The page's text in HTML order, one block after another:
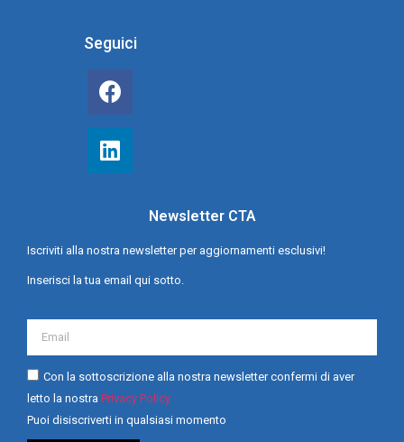
Seguici
Newsletter CTA
Iscriviti alla nostra newsletter per aggiornamenti esclusivi!
Inserisci la tua email qui sotto.
Con la sottoscrizione alla nostra newsletter confermi di aver
letto la nostra Privacy Policy
Puoi disiscriverti in qualsiasi momento